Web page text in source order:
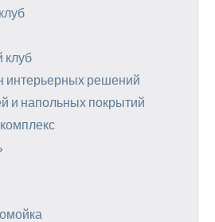
клуб
интерьерных решений
и напольных покрытий